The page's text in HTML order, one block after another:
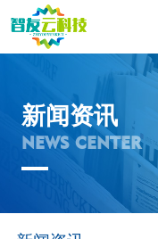
新闻资讯
NEWS CENTER